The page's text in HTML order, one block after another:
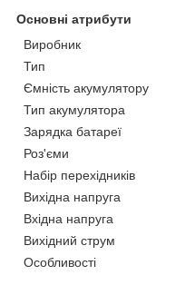
Основні атрибути
Виробник
Тип
Ємність акумулятору
Тип акумулятора
Зарядка батареї
Роз'єми
Набір перехідників
Вихідна напруга
Вхідна напруга
Вихідний струм
Особливості